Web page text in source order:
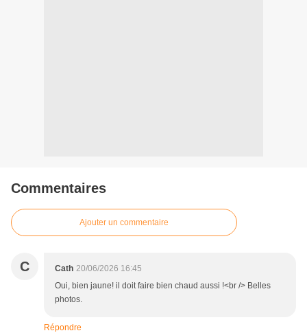
Commentaires
Ajouter un commentaire
C Cath 20/06/2026 16:45
Oui, bien jaune! il doit faire bien chaud aussi !<br /> Belles
photos.
Répondre